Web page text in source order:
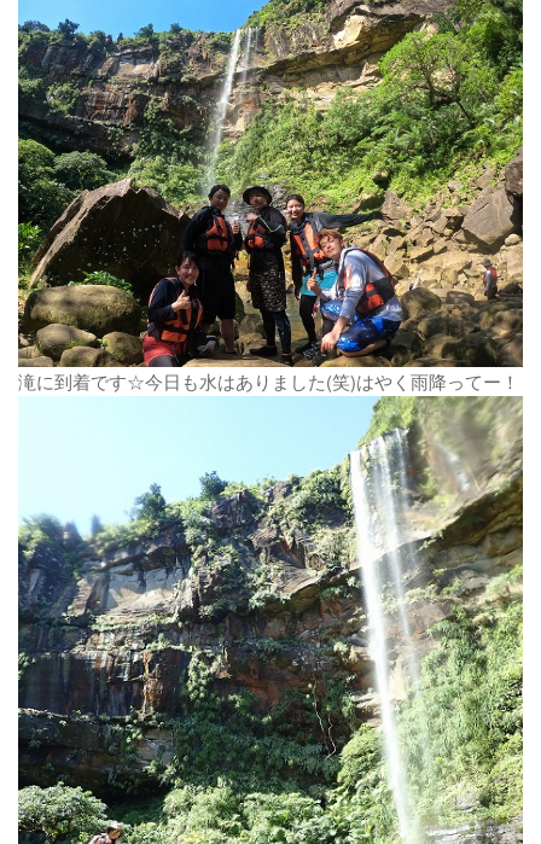
滝に到着です☆今日も水はありました(笑)はやく雨降ってー！